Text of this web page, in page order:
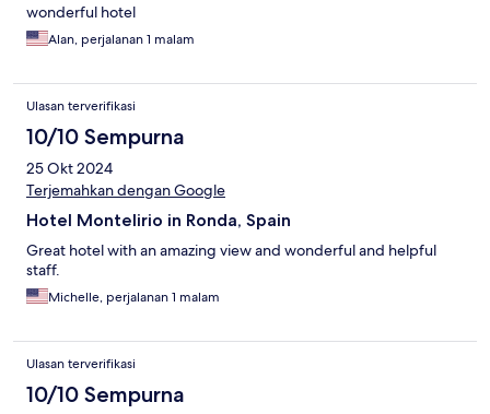
wonderful hotel
Alan, perjalanan 1 malam
Ulasan terverifikasi
10/10 Sempurna
25 Okt 2024
Terjemahkan dengan Google
Hotel Montelirio in Ronda, Spain
Great hotel with an amazing view and wonderful and helpful
staff.
Michelle, perjalanan 1 malam
Ulasan terverifikasi
10/10 Sempurna